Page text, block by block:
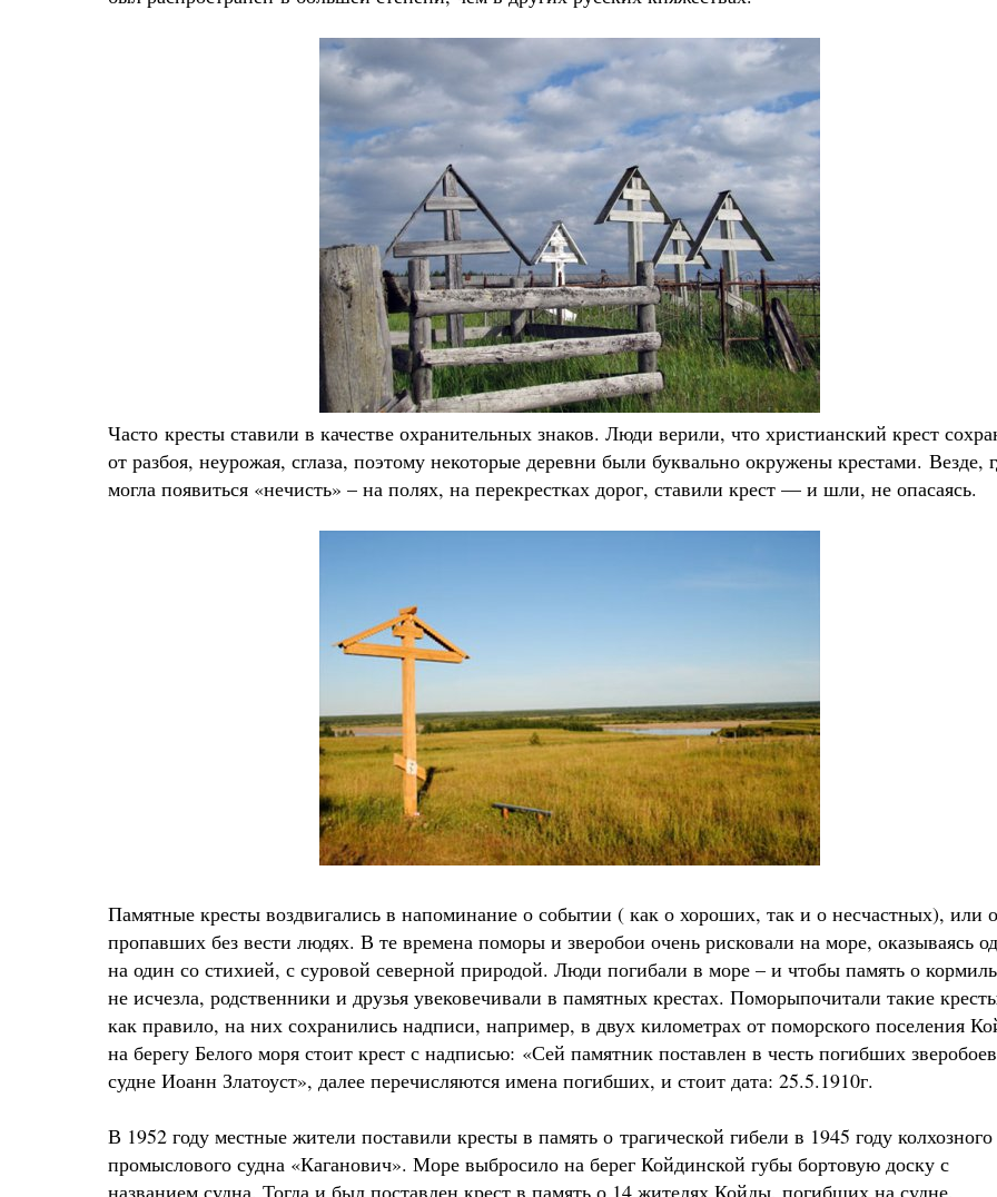
Часто кресты ставили в качестве охранительных знаков. Люди верили, что христианский крест
от разбоя, неурожая, сглаза, поэтому некоторые деревни были буквально окружены крестами. Везде,
могла появиться «нечисть» – на полях, на перекрестках дорог, ставили крест — и шли, не опасаясь.
Памятные кресты воздвигались в напоминание о событии ( как о хороших, так и о несчастных), или
пропавших без вести людях. В те времена поморы и зверобои очень рисковали на море, оказываясь
на один со стихией, с суровой северной природой. Люди погибали в море – и чтобы память о
не исчезла, родственники и друзья увековечивали в памятных крестах. Поморыпочитали такие
как правило, на них сохранились надписи, например, в двух километрах от поморского поселения
на берегу Белого моря стоит крест с надписью: «Сей памятник поставлен в честь погибших
судне Иоанн Златоуст», далее перечисляются имена погибших, и стоит дата: 25.5.1910г.
В 1952 году местные жители поставили кресты в память о трагической гибели в 1945 году колхозного
промыслового судна «Каганович». Море выбросило на берег Койдинской губы бортовую доску с
названием судна. Тогда и был поставлен крест в память о 14 жителях Койды, погибших на судне.